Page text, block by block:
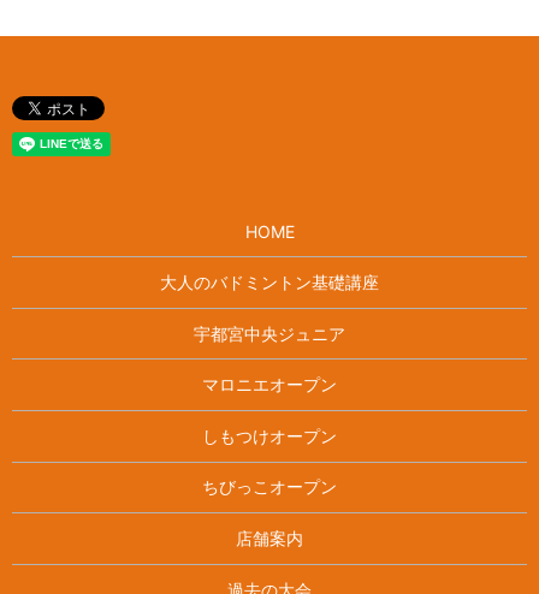
HOME
大人のバドミントン基礎講座
宇都宮中央ジュニア
マロニエオープン
しもつけオープン
ちびっこオープン
店舗案内
過去の大会